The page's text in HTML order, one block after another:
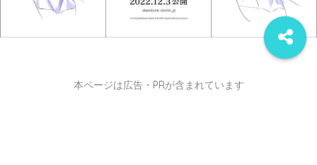
本ページは広告・PRが含まれています